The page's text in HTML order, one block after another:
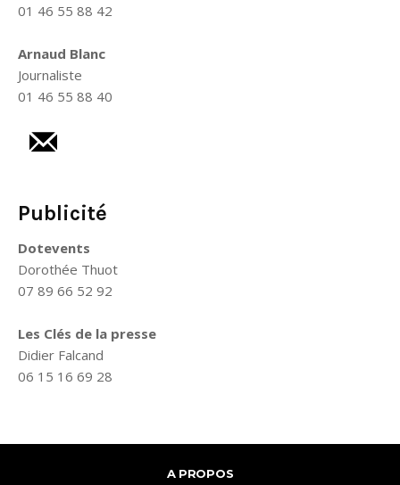
01 46 55 88 42
Arnaud Blanc
Journaliste
01 46 55 88 40
Publicité
Dotevents
Dorothée Thuot
07 89 66 52 92
Les Clés de la presse
Didier Falcand
06 15 16 69 28
A PROPOS